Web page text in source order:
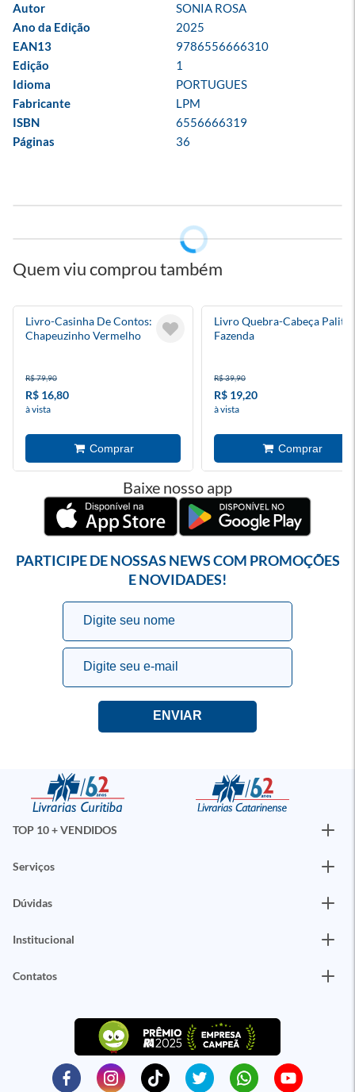
Autor
SONIA ROSA
Ano da Edição
2025
EAN13
9786556666310
Edição
1
Idioma
PORTUGUES
Fabricante
LPM
ISBN
6556666319
Páginas
36
Quem viu comprou também
Livro-Casinha De Contos:
Chapeuzinho Vermelho
R$ 79,90
R$ 16,80
à vista
Livro Quebra-Cabeça Palito
Fazenda
R$ 39,90
R$ 19,20
à vista
Baixe nosso app
PARTICIPE DE NOSSAS NEWS COM PROMOÇÕES
E NOVIDADES!
TOP 10 + VENDIDOS
Serviços
Dúvidas
Institucional
Contatos